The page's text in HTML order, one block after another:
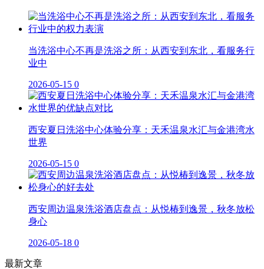
当洗浴中心不再是洗浴之所：从西安到东北，看服务行
业中
2026-05-15 0
西安夏日洗浴中心体验分享：天禾温泉水汇与金港湾水
世界
2026-05-15 0
西安周边温泉洗浴酒店盘点：从悦椿到逸景，秋冬放松
身心
2026-05-18 0
最新文章